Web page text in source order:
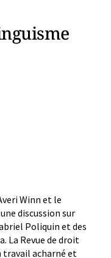
Winn et le
discussion sur
Poliquin et des
La Revue de droit
travail acharné et